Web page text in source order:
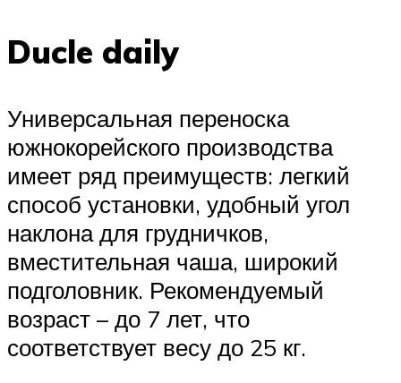
Ducle daily
Универсальная переноска
южнокорейского производства
имеет ряд преимуществ: легкий
способ установки, удобный угол
наклона для грудничков,
вместительная чаша, широкий
подголовник. Рекомендуемый
возраст – до 7 лет, что
соответствует весу до 25 кг.